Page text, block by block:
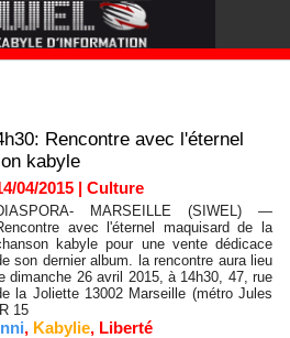
Rencontre avec l'éternel
kabyle
04/2015 | Culture
MARSEILLE (SIWEL) —
avec l'éternel maquisard de la
kabyle pour une vente dédicace
son dernier album. la rencontre aura lieu
dimanche 26 avril 2015, à 14h30, 47, rue
la Joliette 13002 Marseille (métro Jules
15
, Kabylie, Liberté